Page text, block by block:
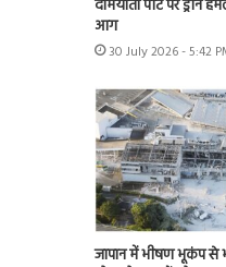
दमियाता पोर्ट पर
आग
30 July 2026 - 5:42
जापान में भीषण भूकंप से